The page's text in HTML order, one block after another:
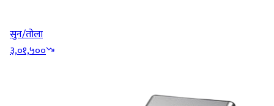
सुन/तोला
३,०१,५००